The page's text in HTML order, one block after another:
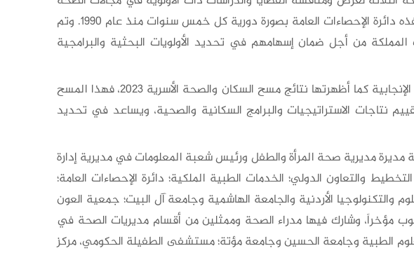
الأسرية عامة والإنجابية خاصة، استناداً لنتائج مسح السكان والصحة الأسرية 2023، وهو المسح الذي تنفذه دائرة الإحصاءات العامة بصورة دورية كل خمس سنوات منذ عام 1990. وتم
من أجل ضمان إسهامهم في تحديد الأولويات البحثية والبرامجية
وتم في هذه الورش عرض ومناقشة مسودة تقرير أعده المجلس يحدد أولويات قضايا ودراسات الصحة الإنجابية كما أظهرتها نتائج مسح السكان والصحة الأسرية 2023، فهذا المسح
نتاجات الاستراتيجيات والبرامج السكانية والصحية، ويساعد في تحديد
بتاريخ 28/11/2024، وشارك فيها من وزارة الصحة مديرة مديرية صحة المرأة والطفل ورئيس شعبة المعلومات في مديرية إدارة
والتعاون الدولي؛ الخدمات الطبية الملكية؛ دائرة الإحصاءات العامة؛
الأردنية والجامعة الهاشمية وجامعة آل البيت؛ جمعية العون
مؤخراً، وشارك فيها مدراء الصحة وممثلين من أقسام مديريات الصحة في
الطبية وجامعة الحسين وجامعة مؤتة؛ مستشفى الطفيلة الحكومي، مركز